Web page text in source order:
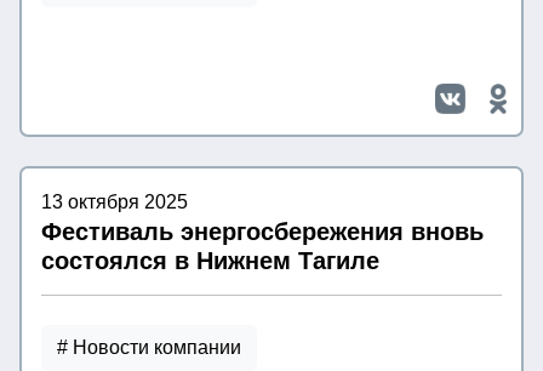
13 октября 2025
Фестиваль энергосбережения вновь
состоялся в Нижнем Тагиле
# Новости компании